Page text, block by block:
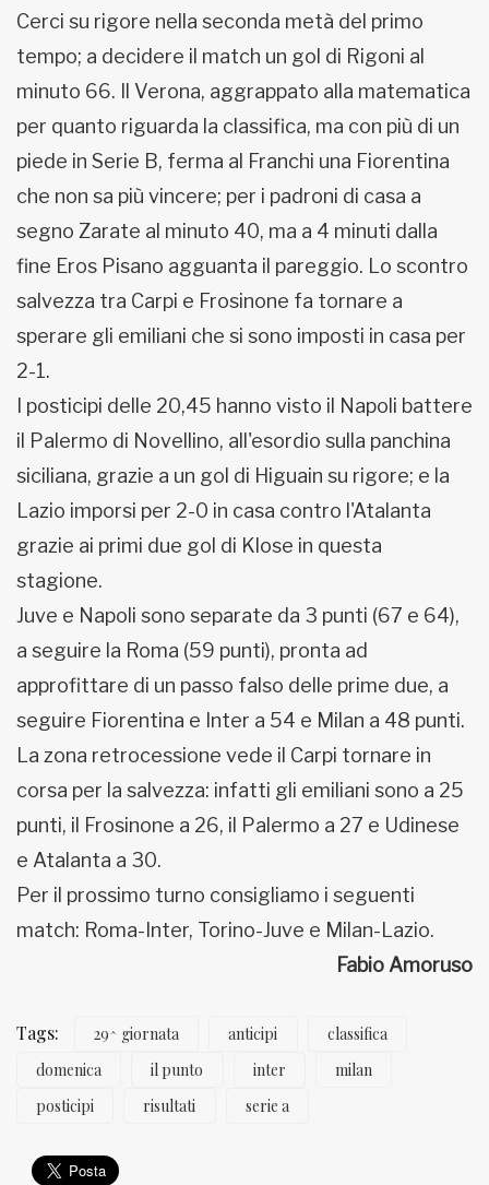
Cerci su rigore nella seconda metà del primo
tempo; a decidere il match un gol di Rigoni al
minuto 66. Il Verona, aggrappato alla matematica
per quanto riguarda la classifica, ma con più di un
piede in Serie B, ferma al Franchi una Fiorentina
che non sa più vincere; per i padroni di casa a
segno Zarate al minuto 40, ma a 4 minuti dalla
fine Eros Pisano agguanta il pareggio. Lo scontro
salvezza tra Carpi e Frosinone fa tornare a
sperare gli emiliani che si sono imposti in casa per
2-1.
I posticipi delle 20,45 hanno visto il Napoli battere
il Palermo di Novellino, all'esordio sulla panchina
siciliana, grazie a un gol di Higuain su rigore; e la
Lazio imporsi per 2-0 in casa contro l'Atalanta
grazie ai primi due gol di Klose in questa
stagione.
Juve e Napoli sono separate da 3 punti (67 e 64),
a seguire la Roma (59 punti), pronta ad
approfittare di un passo falso delle prime due, a
seguire Fiorentina e Inter a 54 e Milan a 48 punti.
La zona retrocessione vede il Carpi tornare in
corsa per la salvezza: infatti gli emiliani sono a 25
punti, il Frosinone a 26, il Palermo a 27 e Udinese
e Atalanta a 30.
Per il prossimo turno consigliamo i seguenti
match: Roma-Inter, Torino-Juve e Milan-Lazio.
Fabio Amoruso
Tags: 29^ giornata anticipi
classifica
domenica
il punto inter
milan
posticipi
risultati serie a